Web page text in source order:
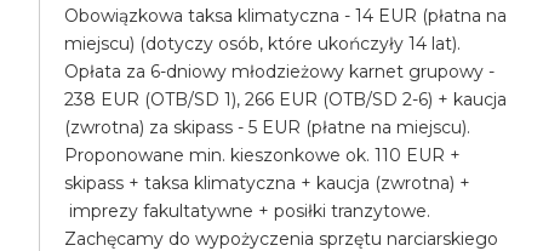
Obowiązkowa taksa klimatyczna - 14 EUR (płatna na
miejscu) (dotyczy osób, które ukończyły 14 lat).
Opłata za 6-dniowy młodzieżowy karnet grupowy -
238 EUR (OTB/SD 1), 266 EUR (OTB/SD 2-6) + kaucja
(zwrotna) za skipass - 5 EUR (płatne na miejscu).
Proponowane min. kieszonkowe ok. 110 EUR +
skipass + taksa klimatyczna + kaucja (zwrotna) +
imprezy fakultatywne + posiłki tranzytowe.
Zachęcamy do wypożyczenia sprzętu narciarskiego